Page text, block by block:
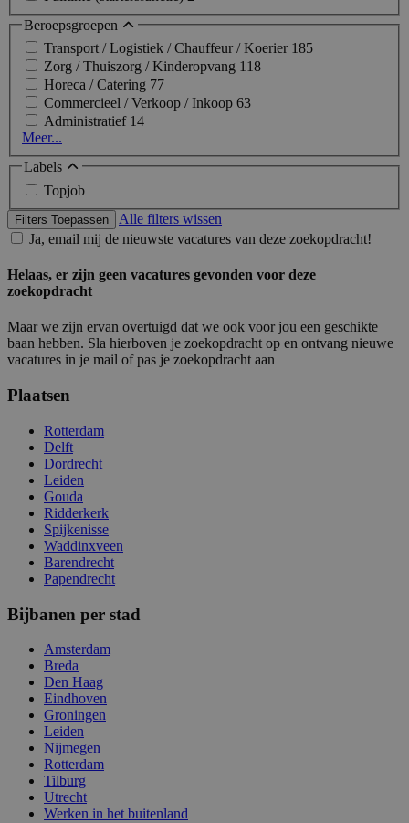
Beroepsgroepen
Transport / Logistiek / Chauffeur / Koerier 185
Zorg / Thuiszorg / Kinderopvang 118
Horeca / Catering 77
Commercieel / Verkoop / Inkoop 63
Administratief 14
Meer...
Labels
Topjob
Filters Toepassen
Alle filters wissen
Ja, email mij de nieuwste vacatures van deze zoekopdracht!
Helaas, er zijn geen vacatures gevonden voor deze
zoekopdracht
Maar we zijn ervan overtuigd dat we ook voor jou een geschikte
baan hebben. Sla hierboven je zoekopdracht op en ontvang nieuwe
vacatures in je mail of pas je zoekopdracht aan
Plaatsen
Rotterdam
Delft
Dordrecht
Leiden
Gouda
Ridderkerk
Spijkenisse
Waddinxveen
Barendrecht
Papendrecht
Bijbanen per stad
Amsterdam
Breda
Den Haag
Eindhoven
Groningen
Leiden
Nijmegen
Rotterdam
Tilburg
Utrecht
Werken in het buitenland